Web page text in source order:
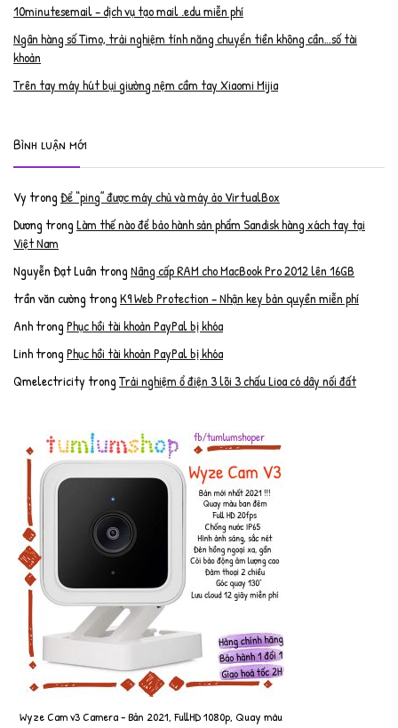
10minutesemail – dịch vụ tạo mail .edu miễn phí
Ngân hàng số Timo, trải nghiệm tính năng chuyển tiền không cần…số tài
khoản
Trên tay máy hút bụi giường nệm cầm tay Xiaomi Mijia
Bình luận mới
Vy trongĐể “ping” được máy chủ và máy ảo VirtualBox
Dương trongLàm thế nào để bảo hành sản phẩm Sandisk hàng xách tay tại
Việt Nam
Nguyễn Đạt Luân trongNâng cấp RAM cho MacBook Pro 2012 lên 16GB
trần văn cường trongK9 Web Protection – Nhận key bản quyền miễn phí
AnhtrongPhục hồi tài khoản PayPal bị khóa
LinhtrongPhục hồi tài khoản PayPal bị khóa
Qmelectricity trongTrải nghiệm ổ điện 3 lõi 3 chấu Lioa có dây nối đất
Wyze Cam v3 Camera - Bản 2021, FullHD 1080p, Quay màu